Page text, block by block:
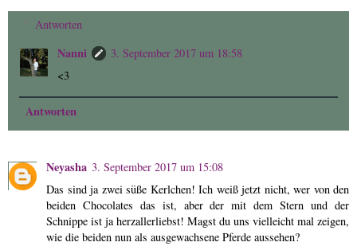
Antworten
Nanni
3. September 2017 um 18:58
<3
Antworten
Neyasha 3. September 2017 um 15:08
Das sind ja zwei süße Kerlchen! Ich weiß jetzt nicht, wer von den
beiden Chocolates das ist, aber der mit dem Stern und der
Schnippe ist ja herzallerliebst! Magst du uns vielleicht mal zeigen,
wie die beiden nun als ausgewachsene Pferde aussehen?